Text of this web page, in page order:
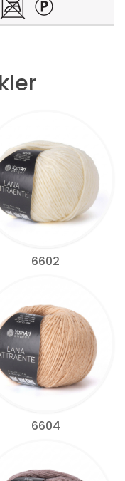
6602
6604